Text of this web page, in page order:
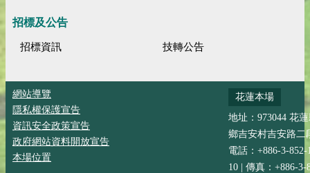
招標及公告
招標資訊 技轉公告
網站導覽
隱私權保護宣告
資訊安全政策宣告
政府網站資料開放宣告
本場位置
花蓮本場
地址：973044 花
鄉吉安村吉安路二
電話：+886-3-852-
10 | 傳真：+886-3-